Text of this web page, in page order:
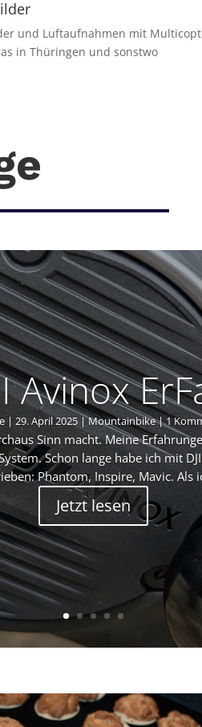
und Luftaufnahmen mit
in Thüringen und sonstwo
Avinox
|29. April 2025|Mountainbike| 1
Sinn macht. Meine
Schon lange habe ich mit
Phantom, Inspire, Mavic. Als
Jetzt lesen